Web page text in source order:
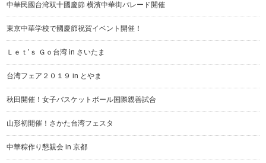
中華民國台湾双十國慶節 横濱中華街パレード開催
東京中華学校で國慶節祝賀イベント開催！
Ｌｅｔ’ｓ Ｇｏ台湾 in さいたま
台湾フェア２０１９ in とやま
秋田開催！女子バスケットボール国際親善試合
山形初開催！さかた台湾フェスタ
中華粽作り懇親会 in 京都